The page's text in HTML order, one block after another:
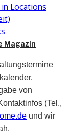
Locations
Magazin
von
(Tel.,
und wir